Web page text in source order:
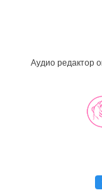
Аудио редактор